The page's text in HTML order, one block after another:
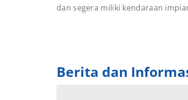
dan segera miliki kendaraan
Berita dan